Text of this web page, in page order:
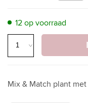
12 op voorraad
Mix & Match plant